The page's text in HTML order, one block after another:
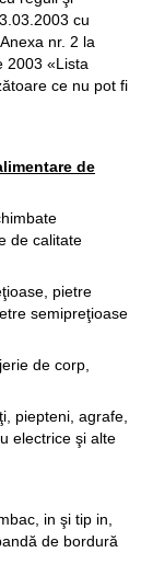
cu
nr. 2 la
2003 «Lista
ce nu pot fi
de
de calitate
pietre
semipreţioase
de corp,
piepteni, agrafe,
electrice şi alte
in şi tip in,
de bordură